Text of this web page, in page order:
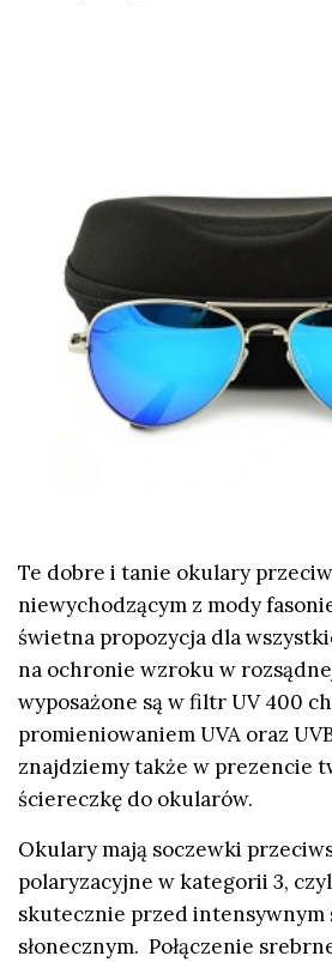
Te dobre i tanie okulary
niewychodzącym z mody
świetna propozycja dla
na ochronie wzroku w
wyposażone są w filtr UV 400
promieniowaniem UVA oraz
znajdziemy także w prezencie
ściereczkę do okularów.
Okulary mają soczewki
polaryzacyjne w kategorii 3,
skutecznie przed intensywnym
słonecznym. Połączenie